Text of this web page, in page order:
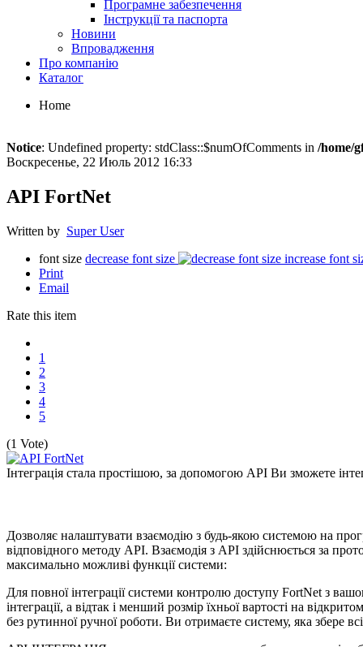
Програмне забезпечення
Інструкції та паспорта
Новини
Впровадження
Про компанію
Каталог
Home
Notice: Undefined property: stdClass::$numOfComments in /home/
Воскресенье, 22 Июль 2012 16:33
API FortNet
Written by Super User
font size decrease font size
increase font
Print
Email
Rate this item
1
2
3
4
5
(1 Vote)
Інтеграція стала простішою, за допомогою API Ви зможете
Дозволяє налаштувати взаємодію з будь-якою системою на
відповідного методу API. Взаємодія з API здійснюється за
максимально можливі функції системи:
Для повної інтеграції системи контролю доступу FortNet з
інтеграції, а відтак і менший розмір їхньої вартості на
без рутинної ручної роботи. Ви отримаєте систему, яка збере